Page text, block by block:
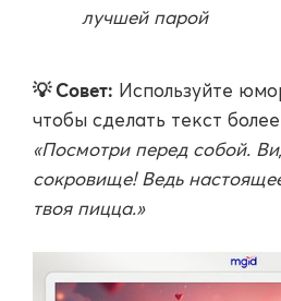
лучшей парой
💡 Совет: Используйте
чтобы сделать текст
«Посмотри перед собой.
сокровище! Ведь
твоя пицца.»